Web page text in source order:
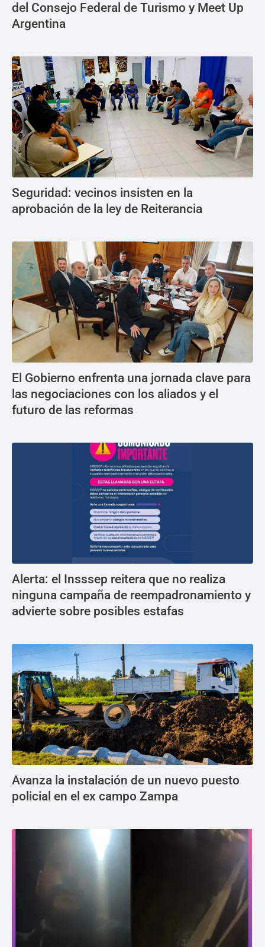
del Consejo Federal de Turismo y Meet Up
Argentina
Seguridad: vecinos insisten en la
aprobación de la ley de Reiterancia
El Gobierno enfrenta una jornada clave para
las negociaciones con los aliados y el
futuro de las reformas
Alerta: el Insssep reitera que no realiza
ninguna campaña de reempadronamiento y
advierte sobre posibles estafas
Avanza la instalación de un nuevo puesto
policial en el ex campo Zampa